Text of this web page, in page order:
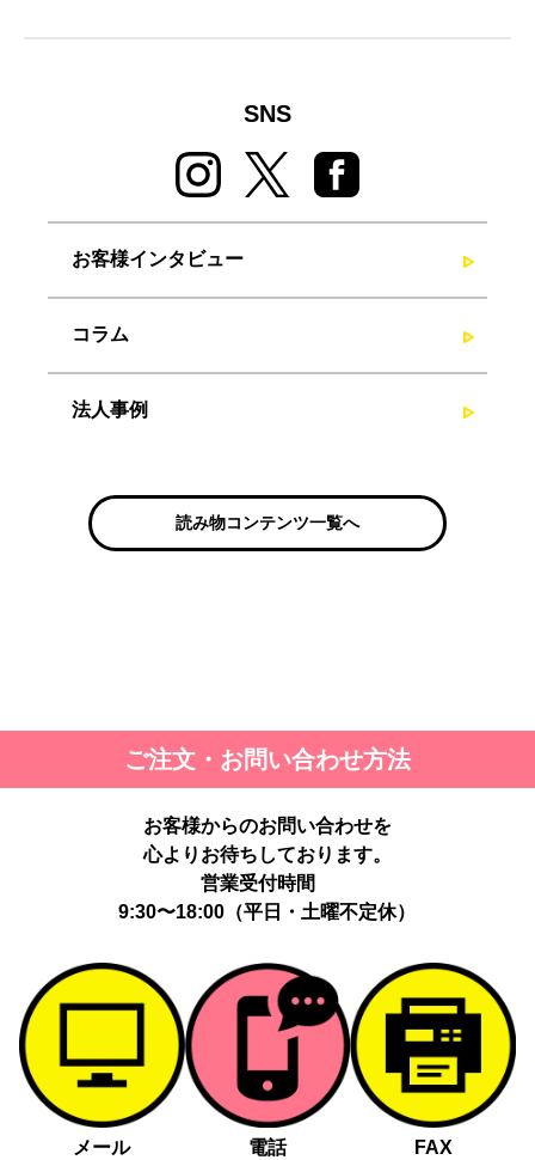
SNS
お客様インタビュー
コラム
法人事例
読み物コンテンツ一覧へ
ご注文・お問い合わせ方法
お客様からのお問い合わせを
心よりお待ちしております。
営業受付時間
9:30〜18:00（平日・土曜不定休）
メール
電話 FAX